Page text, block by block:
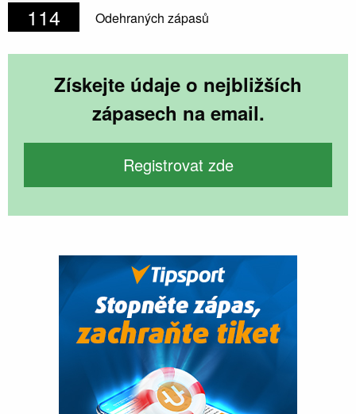
114 Odehraných zápasů
Získejte údaje o nejbližších
zápasech na email.
Registrovat zde